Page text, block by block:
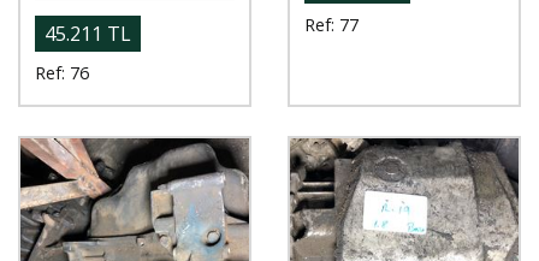
45.211 TL
Ref: 76
Ref: 77